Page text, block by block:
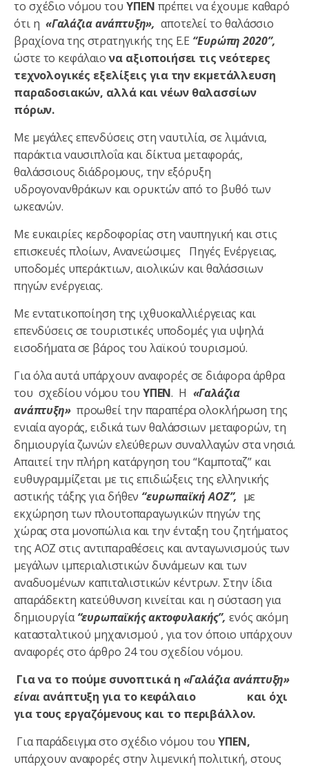
το σχέδιο νόμου τουΥΠΕΝ πρέπει να έχουμε καθαρό
ότι η «Γαλάζια ανάπτυξη», αποτελεί το θαλάσσιο
βραχίονα της στρατηγικής της Ε.Ε “Ευρώπη 2020”,
ώστε το κεφάλαιονα αξιοποιήσει τις νεότερες
τεχνολογικές εξελίξεις για την εκμετάλλευση
παραδοσιακών, αλλά και νέων θαλασσίων
πόρων.
Με μεγάλες επενδύσεις στη ναυτιλία, σε λιμάνια,
παράκτια ναυσιπλοΐα και δίκτυα μεταφοράς,
θαλάσσιους διάδρομους, την εξόρυξη
υδρογονανθράκων και ορυκτών από το βυθό των
ωκεανών.
Με ευκαιρίες κερδοφορίας στη ναυπηγική και στις
επισκευές πλοίων, Ανανεώσιμες Πηγές Ενέργειας,
υποδομές υπεράκτιων, αιολικών και θαλάσσιων
πηγών ενέργειας.
Με εντατικοποίηση της ιχθυοκαλλιέργειας και
επενδύσεις σε τουριστικές υποδομές για υψηλά
εισοδήματα σε βάρος του λαϊκού τουρισμού.
Για όλα αυτά υπάρχουν αναφορές σε διάφορα άρθρα
του σχεδίου νόμου του ΥΠΕΝ. Η «Γαλάζια
ανάπτυξη» προωθεί την παραπέρα ολοκλήρωση της
ενιαία αγοράς, ειδικά των θαλάσσιων μεταφορών, τη
δημιουργία ζωνών ελεύθερων συναλλαγών στα νησιά.
Απαιτεί την πλήρη κατάργηση του “Καμποταζ” και
ευθυγραμμίζεται με τις επιδιώξεις της ελληνικής
αστικής τάξης για δήθεν “ευρωπαϊκή ΑΟΖ”, με
εκχώρηση των πλουτοπαραγωγικών πηγών της
χώρας στα μονοπώλια και την ένταξη του ζητήματος
της ΑΟΖ στις αντιπαραθέσεις και ανταγωνισμούς των
μεγάλων ιμπεριαλιστικών δυνάμεων και των
αναδυομένων καπιταλιστικών κέντρων. Στην ίδια
απαράδεκτη κατεύθυνση κινείται και η σύσταση για
δημιουργία“ευρωπαϊκής ακτοφυλακής”, ενός ακόμη
κατασταλτικού μηχανισμού , για τον όποιο υπάρχουν
αναφορές στο άρθρο 24 του σχεδίου νόμου.
Για να το πούμε συνοπτικά η «Γαλάζια ανάπτυξη»
είναι ανάπτυξη για το κεφάλαιο
και όχι
για τους εργαζόμενους και το περιβάλλον.
Για παράδειγμα στο σχέδιο νόμου τουΥΠΕΝ,
υπάρχουν αναφορές στην λιμενική πολιτική, στους